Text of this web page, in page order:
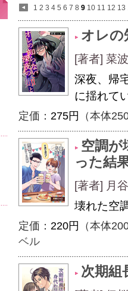
1 2 3 4 5 6 7 8 9 10 11 12 13
オレの
[著者] 菜
深夜、帰
に揺れて
定価： 275円 （本体
空調が
った結
[著者] 月
壊れた空
定価： 220円
（本体
ベル
次期組